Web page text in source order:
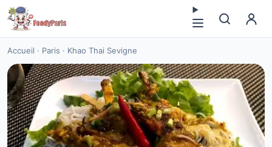
Accueil · Paris · Khao Thai Sevigne